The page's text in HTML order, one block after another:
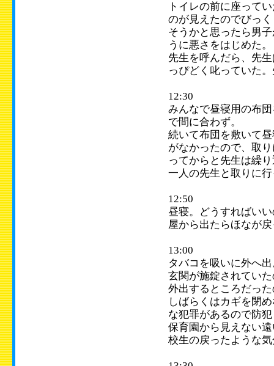
トイレの前に座って
のが見えたのでびっ
そうかと思ったら男
うに悪さをはじめた
先生を呼んだら、先
っぴどく叱っていた
12:30
みんなで昼寝用の布
で間に合わず。
続いて布団を敷いて
がなかったので、取
ってからと先生は繰
一人の先生と取りに
12:50
昼寝。どうすればい
屋から出たらほなが
13:00
タバコを吸いに外へ
玄関が施錠されてい
外出するところだっ
しばらくはカギを閉
な犯罪があるので防
保育園から見えない
校生の戻ったような